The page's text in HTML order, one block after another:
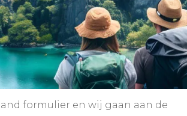
formulier en wij gaan aan de